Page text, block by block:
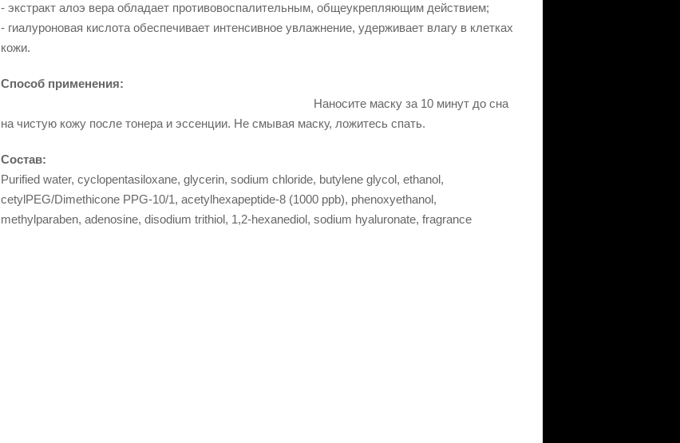
- экстракт алоэ вера обладает противовоспалительным, общеукрепляющим действием;
- гиалуроновая кислота обеспечивает интенсивное увлажнение, удерживает влагу в клетках
кожи.
Способ применения:
Наносите маску за 10 минут до сна
на чистую кожу после тонера и эссенции. Не смывая маску, ложитесь спать.
Состав:
Purified water, cyclopentasiloxane, glycerin, sodium chloride, butylene glycol, ethanol,
cetylPEG/Dimethicone PPG-10/1, acetylhexapeptide-8 (1000 ppb), phenoxyethanol,
methylparaben, adenosine, disodium trithiol, 1,2-hexanediol, sodium hyaluronate, fragrance